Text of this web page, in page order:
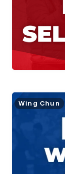
Wing Chun